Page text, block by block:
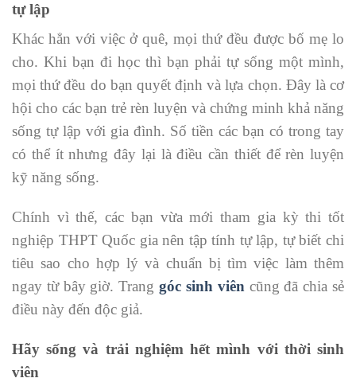
tự lập
Khác hẳn với việc ở quê, mọi thứ đều được bố mẹ lo
cho. Khi bạn đi học thì bạn phải tự sống một mình,
mọi thứ đều do bạn quyết định và lựa chọn. Đây là cơ
hội cho các bạn trẻ rèn luyện và chứng minh khả năng
sống tự lập với gia đình. Số tiền các bạn có trong tay
có thể ít nhưng đây lại là điều cần thiết để rèn luyện
kỹ năng sống.
Chính vì thế, các bạn vừa mới tham gia kỳ thi tốt
nghiệp THPT Quốc gia nên tập tính tự lập, tự biết chi
tiêu sao cho hợp lý và chuẩn bị tìm việc làm thêm
ngay từ bây giờ. Tranggóc sinh viên cũng đã chia sẻ
điều này đến độc giả.
Hãy sống và trải nghiệm hết mình với thời sinh
viên